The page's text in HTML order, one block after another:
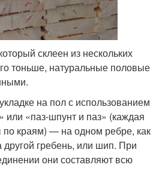
склеен из нескольких
тоньше, натуральные половые
на пол с использованием
или «паз-шпунт и паз» (каждая
по краям) — на одном ребре, как
другой гребень, или шип. При
они составляют всю